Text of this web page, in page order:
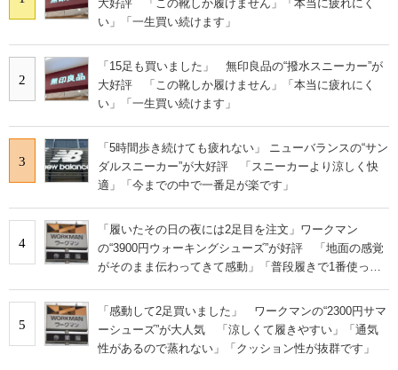
大好評 「この靴しか履けません」「本当に疲れにく
い」「一生買い続けます」
2
「15足も買いました」 無印良品の“撥水スニーカー”が
大好評 「この靴しか履けません」「本当に疲れにく
い」「一生買い続けます」
3
「5時間歩き続けても疲れない」 ニューバランスの“サン
ダルスニーカー”が大好評 「スニーカーより涼しく快
適」「今までの中で一番足が楽です」
4
「履いたその日の夜には2足目を注文」ワークマン
の“3900円ウォーキングシューズ”が好評 「地面の感覚
がそのまま伝わってきて感動」「普段履きで1番使って
5
「感動して2足買いました」 ワークマンの“2300円サマ
ーシューズ”が大人気 「涼しくて履きやすい」「通気
性があるので蒸れない」「クッション性が抜群です」